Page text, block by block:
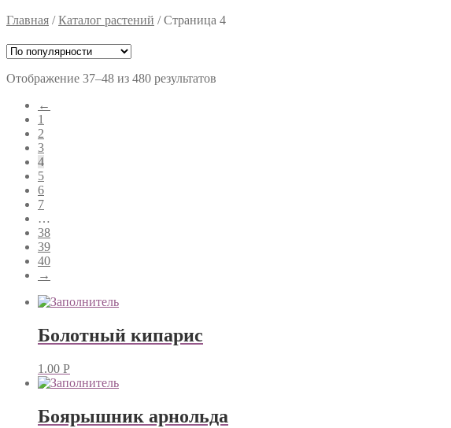
Главная /Каталог растений /Страница 4
Отображение 37–48 из 480 результатов
←
1
2
3
4
5
6
7
…
38
39
40
→
Болотный кипарис
1.00 Р
Боярышник арнольда